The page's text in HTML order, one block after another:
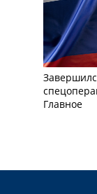
Главное